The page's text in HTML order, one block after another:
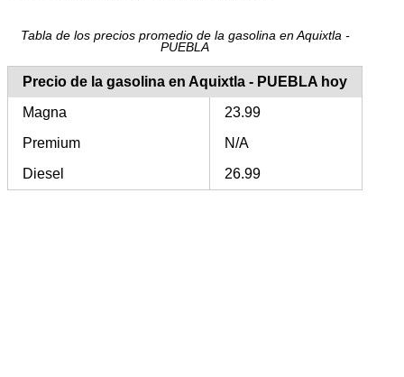
Tabla de los precios promedio de la gasolina en Aquixtla -
PUEBLA
Precio de la gasolina en Aquixtla - PUEBLA hoy
Magna
23.99
Premium
N/A
Diesel
26.99